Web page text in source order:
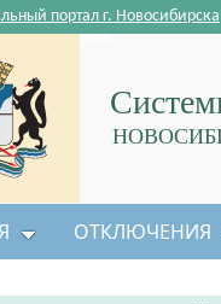
портал г. Новосибирска
ОТКЛЮЧЕНИЯ